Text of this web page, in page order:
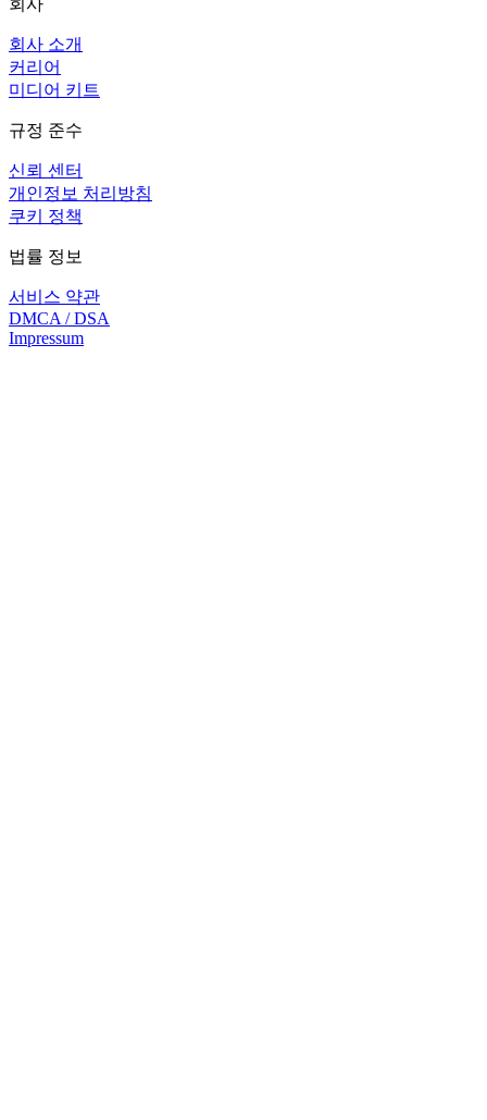
회사 소개
커리어
미디어 키트
규정 준수
신뢰 센터
개인정보 처리방침
쿠키 정책
법률 정보
서비스 약관
DMCA / DSA
Impressum